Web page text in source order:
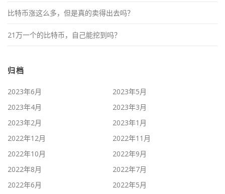
比特币涨这么多，但是真的卖得出去吗？
21万一个的比特币，自己能挖到吗？
归档
2023年6月
2023年5月
2023年4月
2023年3月
2023年2月
2023年1月
2022年12月
2022年11月
2022年10月
2022年9月
2022年8月
2022年7月
2022年6月
2022年5月